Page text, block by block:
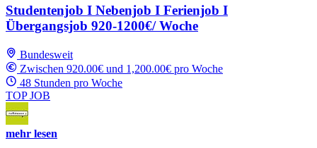
Studentenjob I Nebenjob I Ferienjob I
Übergangsjob 920-1200€/ Woche
Bundesweit
Zwischen 920.00€ und 1,200.00€ pro Woche
48 Stunden pro Woche
TOP JOB
mehr lesen